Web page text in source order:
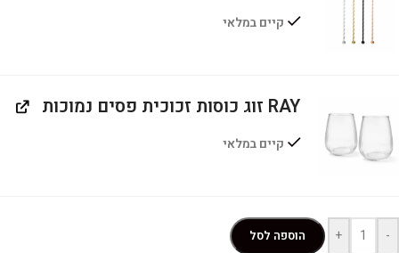
קיים במלאי
RAY זוג כוסות זכוכית פסים נמוכות
קיים במלאי
-
+ הוספה לסל